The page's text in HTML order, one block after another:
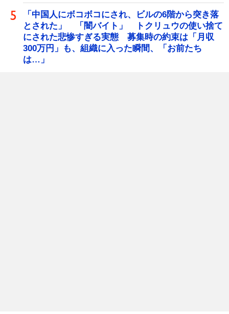
「中国人にボコボコにされ、ビルの6階から突き落
とされた」 「闇バイト」 トクリュウの使い捨て
にされた悲惨すぎる実態 募集時の約束は「月収
300万円」も、組織に入った瞬間、「お前たち
は…」